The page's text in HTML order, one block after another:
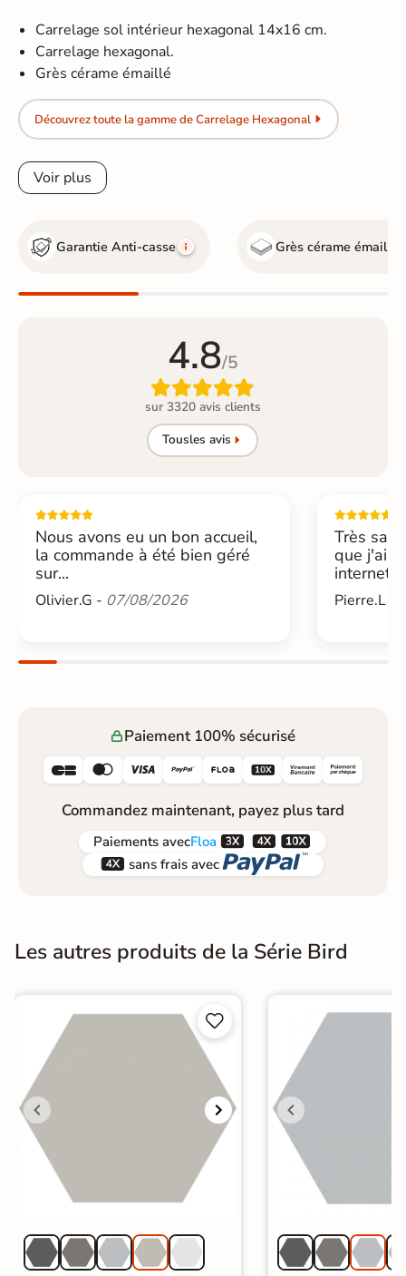
Carrelage sol intérieur hexagonal 14x16 cm.
Carrelage hexagonal.
Grès cérame émaillé
Découvrez toute la gamme de Carrelage Hexagonal
Voir plus
Garantie Anti-casse Grès cérame émaillé
4.8/5

sur 3320 avis clients
Tousles avis
Nous avons eu un bon accueil,
la commande à été bien géré
sur...
Olivier.G - 07/08/2026
Très
que j'ai
internet....
Pierre.L -
Paiement 100% sécurisé
     
Commandez maintenant, payez plus tard
Paiements avecFloa  
 sans frais avec 
Les autres produits de la Série Bird

